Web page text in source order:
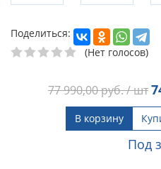
Поделиться:
(Нет голосов)
77 990,00руб. / шт
В корзину
Под